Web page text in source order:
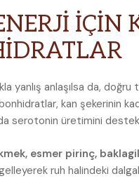
İÇİN
yanlış anlaşılsa da,
kan şekerinin
serotonin üretimini
esmer pirinç,
ruh halindeki